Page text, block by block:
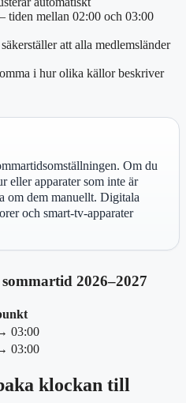
tiden mellan 02:00 och 03:00
att alla medlemsländer
i hur olika källor beskriver
Om du
eller apparater som inte är
om dem manuellt. Digitala
och smart-tv-apparater
2026–2027
03:00
03:00
klockan till